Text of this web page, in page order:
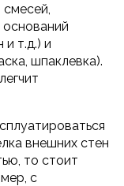
и т.д.) и
шпаклевка).
внешних стен
то стоит
с